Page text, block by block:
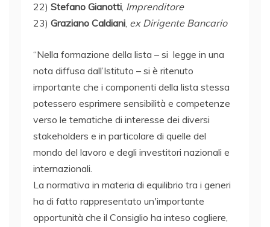
22) Stefano Gianotti, Imprenditore
23) Graziano Caldiani, ex Dirigente Bancario
“Nella formazione della lista – si legge in una
nota diffusa dall’Istituto – si è ritenuto
importante che i componenti della lista stessa
potessero esprimere sensibilità e competenze
verso le tematiche di interesse dei diversi
stakeholders e in particolare di quelle del
mondo del lavoro e degli investitori nazionali e
internazionali.
La normativa in materia di equilibrio tra i generi
ha di fatto rappresentato un'importante
opportunità che il Consiglio ha inteso cogliere,